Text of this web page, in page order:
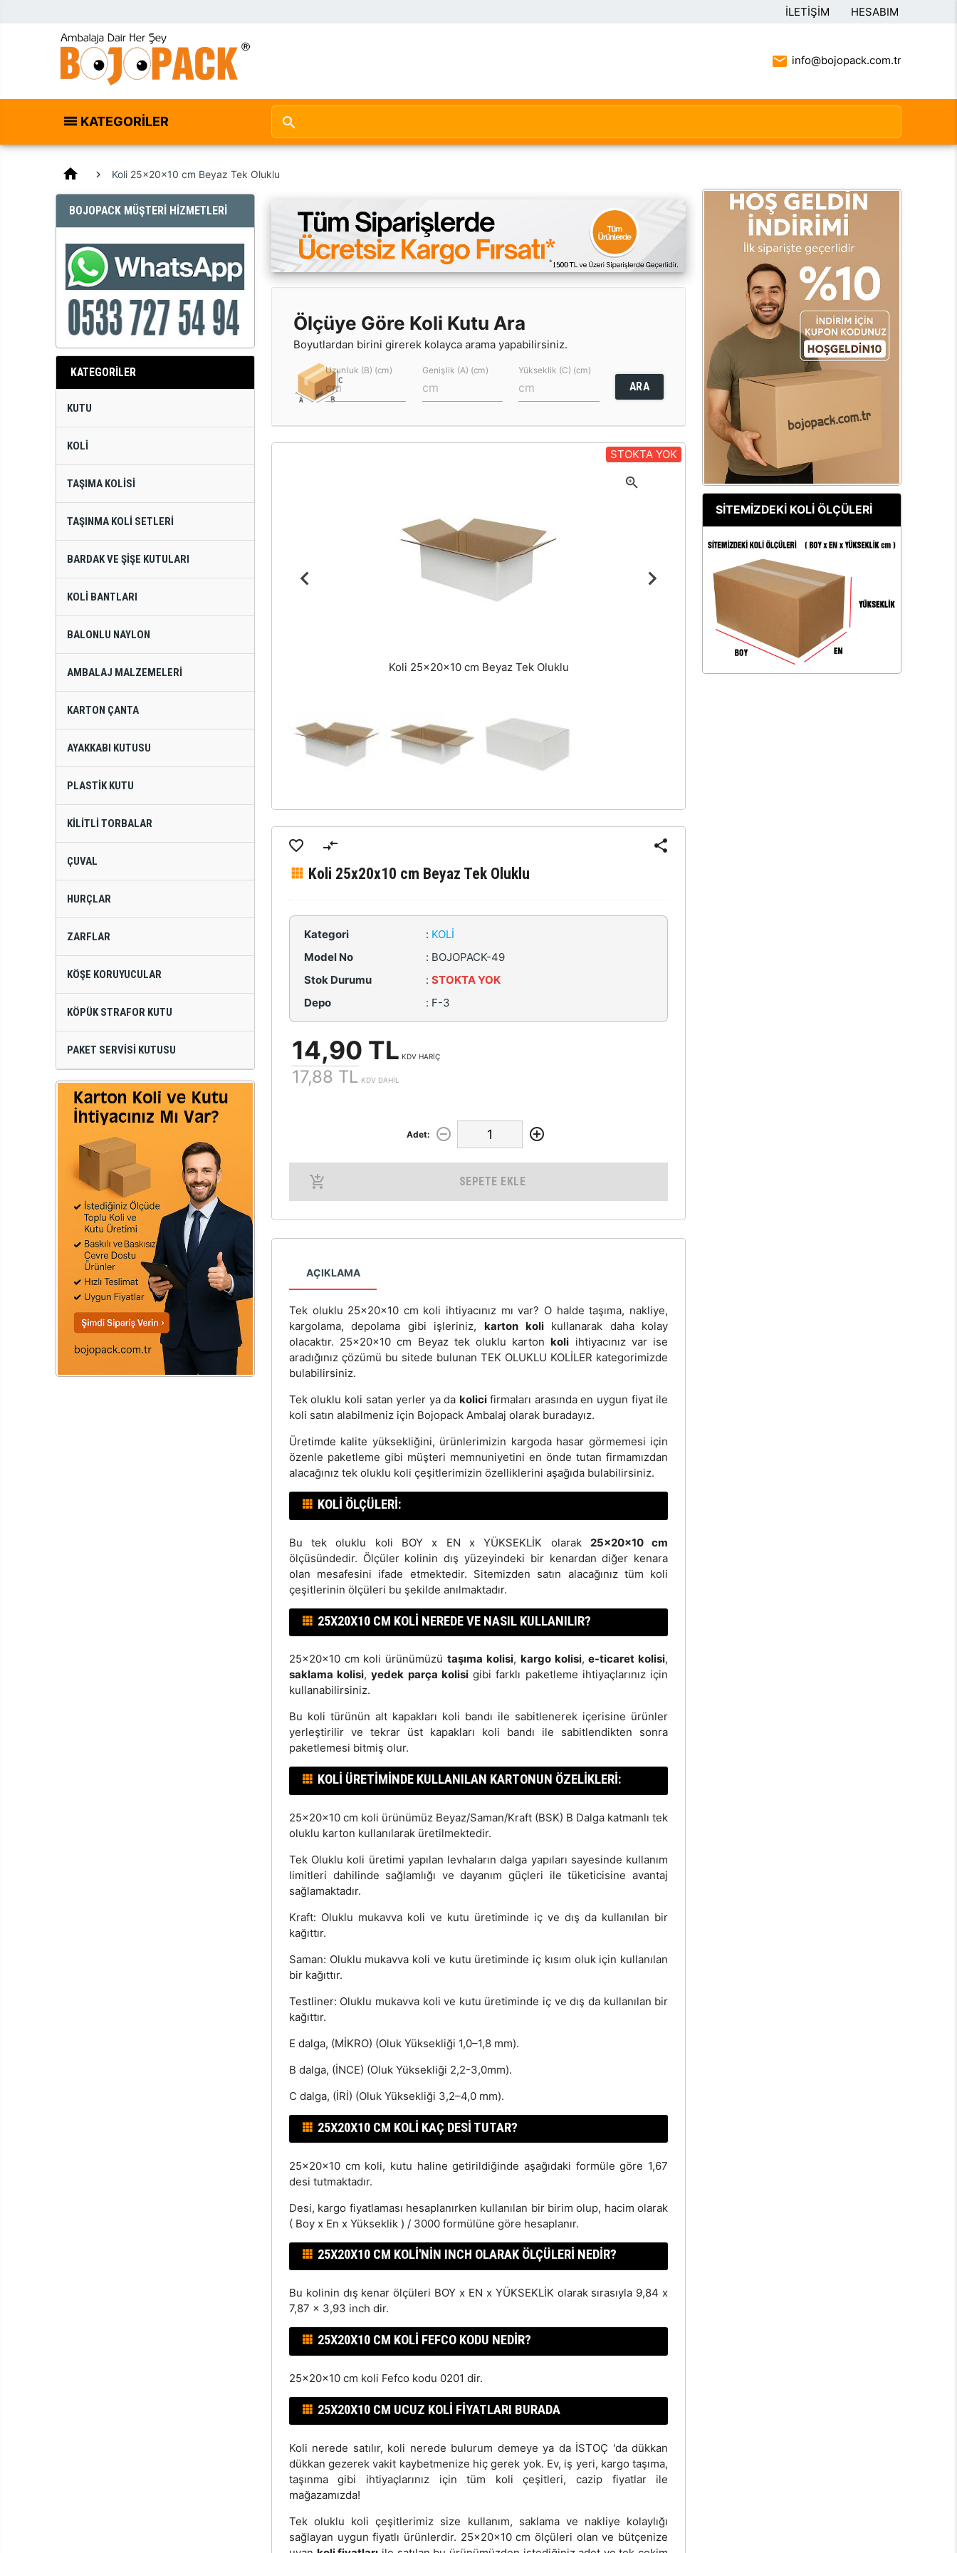
İLETIŞIM HESABIM
info@bojopack.com.tr
KATEGORILER
home Koli 25x20x10 cm Beyaz Tek Oluklu
BOJOPACK MÜŞTERİ HİZMETLERİ
KATEGORİLER
KUTU
KOLI
TAŞIMA KOLISI
TAŞINMA KOLI SETLERI
BARDAK VE ŞIŞE KUTULARI
KOLI BANTLARI
BALONLU NAYLON
AMBALAJ MALZEMELERI
KARTON ÇANTA
AYAKKABI KUTUSU
PLASTIK KUTU
KILITLI TORBALAR
ÇUVAL
HURÇLAR
ZARFLAR
KÖŞE KORUYUCULAR
KÖPÜK STRAFOR KUTU
PAKET SERVISI KUTUSU
Ölçüye Göre Koli Kutu Ara
Boyutlardan birini girerek kolayca arama yapabilirsiniz.
Uzunluk (B) (cm) Genişlik (A) (cm) Yükseklik (C) (cm)
ARA
STOKTA YOK
Koli 25x20x10 cm Beyaz Tek Oluklu
Koli 25x20x10 cm Beyaz Tek Oluklu
Kategori : KOLI
Model No
: BOJOPACK-49
Stok Durumu
: STOKTA YOK
Depo
: F-3
14,90 TL KDV HARİÇ
17,88 TL KDV DAHİL
Adet:
SEPETE EKLE
AÇIKLAMA
Tek oluklu 25x20x10 cm koli ihtiyacınız mı var? O halde taşıma, nakliye,
kargolama, depolama gibi işleriniz, karton kolikullanarak daha kolay
olacaktır. 25x20x10 cm Beyaz tek oluklu kartonkoli ihtiyacınız var ise
aradığınız çözümü bu sitede bulunan TEK OLUKLU KOLİLER kategorimizde
bulabilirsiniz.
Tek oluklu koli satan yerler ya da kolicifirmaları arasında en uygun fiyat ile
koli satın alabilmeniz için Bojopack Ambalaj olarak buradayız.
Üretimde kalite yüksekliğini, ürünlerimizin kargoda hasar görmemesi için
özenle paketleme gibi müşteri memnuniyetini en önde tutan firmamızdan
alacağınız tek oluklu koli çeşitlerimizin özelliklerini aşağıda bulabilirsiniz.
KOLI ÖLÇÜLERI:
Bu tek oluklu koli BOY x EN x YÜKSEKLİK olarak 25x20x10 cm
ölçüsündedir. Ölçüler kolinin dış yüzeyindeki bir kenardan diğer kenara
olan mesafesini ifade etmektedir. Sitemizden satın alacağınız tüm koli
çeşitlerinin ölçüleri bu şekilde anılmaktadır.
25X20X10 CM KOLI NEREDE VE NASIL KULLANILIR?
25x20x10 cm koli ürünümüzütaşıma kolisi, kargo kolisi,e-ticaret kolisi,
saklama kolisi,yedek parça kolisigibi farklı paketleme ihtiyaçlarınız için
kullanabilirsiniz.
Bu koli türünün alt kapakları koli bandı ile sabitlenerek içerisine ürünler
yerleştirilir ve tekrar üst kapakları koli bandı ile sabitlendikten sonra
paketlemesi bitmiş olur.
KOLI ÜRETIMINDE KULLANILAN KARTONUN ÖZELIKLERI:
25x20x10 cm koli ürünümüz Beyaz/Saman/Kraft (BSK) B Dalga katmanlı tek
oluklu karton kullanılarak üretilmektedir.
Tek Oluklu koli üretimi yapılan levhaların dalga yapıları sayesinde kullanım
limitleri dahilinde sağlamlığı ve dayanım güçleri ile tüketicisine avantaj
sağlamaktadır.
Kraft: Oluklu mukavva koli ve kutu üretiminde iç ve dış da kullanılan bir
kağıttır.
Saman: Oluklu mukavva koli ve kutu üretiminde iç kısım oluk için kullanılan
bir kağıttır.
Testliner: Oluklu mukavva koli ve kutu üretiminde iç ve dış da kullanılan bir
kağıttır.
E dalga, (MİKRO) (Oluk Yüksekliği 1,0–1,8 mm).
B dalga, (İNCE) (Oluk Yüksekliği 2,2-3,0mm).
C dalga, (İRİ) (Oluk Yüksekliği 3,2–4,0 mm).
25X20X10 CM KOLI KAÇ DESI TUTAR?
25x20x10 cm koli, kutu haline getirildiğinde aşağıdaki formüle göre 1,67
desi tutmaktadır.
Desi, kargo fiyatlaması hesaplanırken kullanılan bir birim olup, hacim olarak
( Boy x En x Yükseklik ) / 3000 formülüne göre hesaplanır.
25X20X10 CM KOLI'NIN INCH OLARAK ÖLÇÜLERI NEDIR?
Bu kolinin dış kenar ölçüleri BOY x EN x YÜKSEKLİK olarak sırasıyla 9,84 x
7,87 x 3,93 inch dir.
25X20X10 CM KOLI FEFCO KODU NEDIR?
25x20x10 cm koli Fefco kodu 0201 dir.
25X20X10 CM UCUZ KOLI FIYATLARI BURADA
Koli nerede satılır, koli nerede bulurum demeye ya da İSTOÇ 'da dükkan
dükkan gezerek vakit kaybetmenize hiç gerek yok. Ev, iş yeri, kargo taşıma,
taşınma gibi ihtiyaçlarınız için tüm koli çeşitleri, cazip fiyatlar ile
mağazamızda!
Tek oluklu koli çeşitlerimiz size kullanım, saklama ve nakliye kolaylığı
sağlayan uygun fiyatlı ürünlerdir. 25x20x10 cm ölçüleri olan ve bütçenize
SİTEMİZDEKİ KOLİ ÖLÇÜLERİ